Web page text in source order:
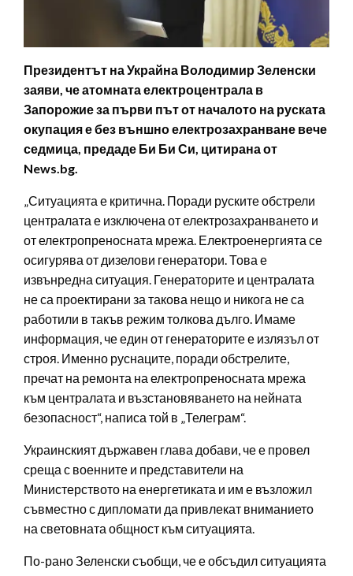
Президентът на Украйна Володимир Зеленски
заяви, че атомната електроцентрала в
Запорожие за първи път от началото на руската
окупация е без външно електрозахранване вече
седмица, предаде Би Би Си, цитирана от
News.bg.
„Ситуацията е критична. Поради руските обстрели
централата е изключена от електрозахранването и
от електропреносната мрежа. Електроенергията се
осигурява от дизелови генератори. Това е
извънредна ситуация. Генераторите и централата
не са проектирани за такова нещо и никога не са
работили в такъв режим толкова дълго. Имаме
информация, че един от генераторите е излязъл от
строя. Именно руснаците, поради обстрелите,
пречат на ремонта на електропреносната мрежа
към централата и възстановяването на нейната
безопасност“, написа той в „Телеграм“.
Украинският държавен глава добави, че е провел
среща с военните и представители на
Министерството на енергетиката и им е възложил
съвместно с дипломати да привлекат вниманието
на световната общност към ситуацията.
По-рано Зеленски съобщи, че е обсъдил ситуацията